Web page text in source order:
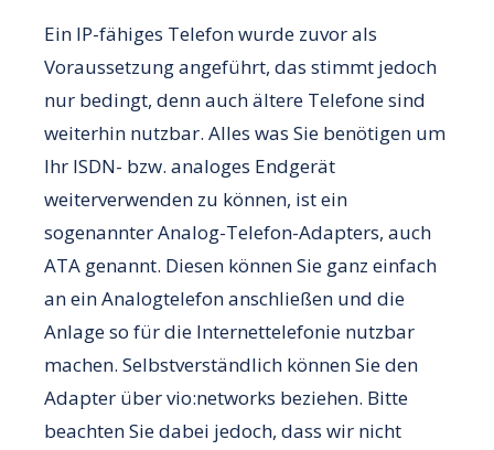
Ein IP-fähiges Telefon wurde zuvor als
Voraussetzung angeführt, das stimmt jedoch
nur bedingt, denn auch ältere Telefone sind
weiterhin nutzbar. Alles was Sie benötigen um
Ihr ISDN- bzw. analoges Endgerät
weiterverwenden zu können, ist ein
sogenannter Analog-Telefon-Adapters, auch
ATA genannt. Diesen können Sie ganz einfach
an ein Analogtelefon anschließen und die
Anlage so für die Internettelefonie nutzbar
machen. Selbstverständlich können Sie den
Adapter über vio:networks beziehen. Bitte
beachten Sie dabei jedoch, dass wir nicht